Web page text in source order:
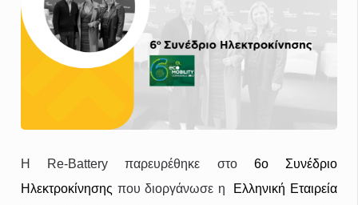
H Re-Battery παρευρέθηκε στο 6ο Συνέδριο
Ηλεκτροκίνησης που διοργάνωσε η
Ελληνική Εταιρεία